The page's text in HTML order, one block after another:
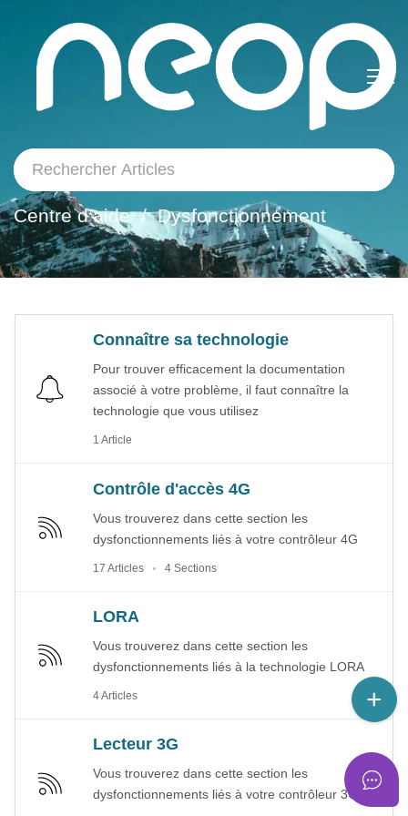
Centre d’aide Dysfonctionnement
Connaître sa technologie
Pour trouver efficacement la documentation
associé à votre problème, il faut connaître la
technologie que vous utilisez
1 Article
Contrôle d'accès 4G
Vous trouverez dans cette section les
dysfonctionnements liés à votre contrôleur 4G
17 Articles 4 Sections
LORA
Vous trouverez dans cette section les
dysfonctionnements liés à la technologie LORA
4 Articles
Lecteur 3G
Vous trouverez dans cette section les
dysfonctionnements liés à votre contrôleur 3G